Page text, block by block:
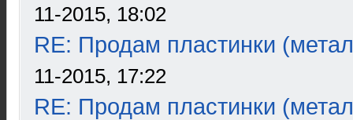
11-2015, 18:02
RE: Продам пластинки
11-2015, 17:22
RE: Продам пластинки